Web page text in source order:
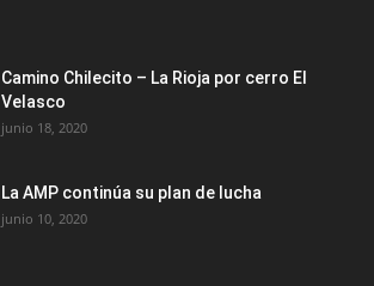
Camino Chilecito – La Rioja por cerro El
Velasco
junio 18, 2020
La AMP continúa su plan de lucha
junio 10, 2020